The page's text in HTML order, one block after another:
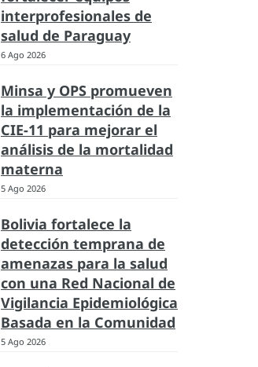
interprofesionales de
salud de Paraguay
6 Ago 2026
Minsa y OPS promueven
la implementación de la
CIE-11 para mejorar el
análisis de la mortalidad
materna
5 Ago 2026
Bolivia fortalece la
detección temprana de
amenazas para la salud
con una Red Nacional de
Vigilancia Epidemiológica
Basada en la Comunidad
5 Ago 2026